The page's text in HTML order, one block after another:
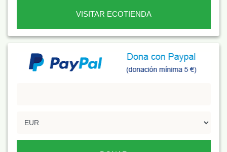
VISITAR ECOTIENDA